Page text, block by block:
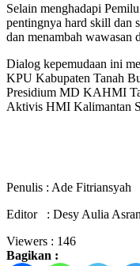
Selain menghadapi
pentingnya hard skill dan
dan menambah wawasan
Dialog kepemudaan ini
KPU Kabupaten Tanah
Presidium MD KAHMI
Aktivis HMI Kalimantan
Penulis : Ade Fitriansyah
Editor : Desy Aulia Asran
Viewers : 146
Bagikan :